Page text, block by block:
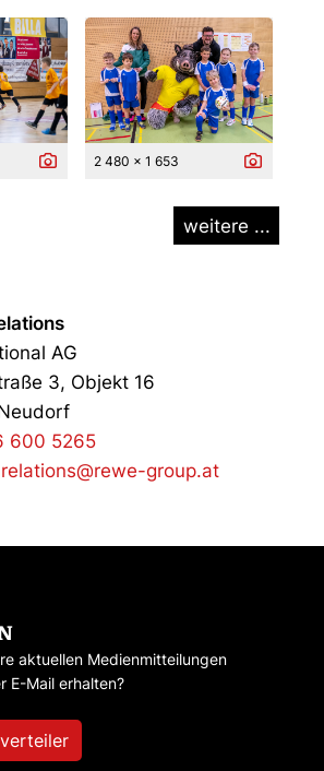
2 480 x 1 653
weitere ...
AG
3, Objekt 16
600 5265
group.at
aktuellen Medienmitteilungen
E-Mail erhalten?